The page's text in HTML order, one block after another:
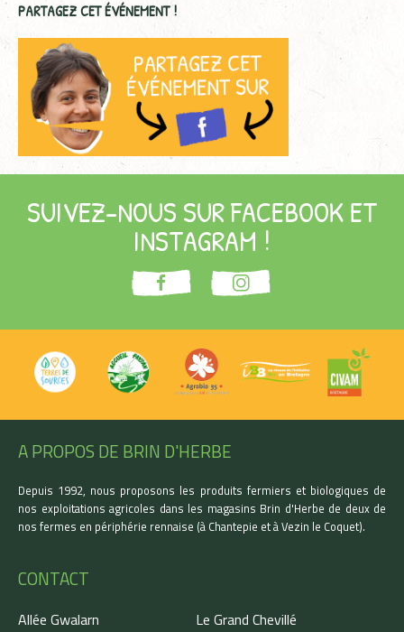
PARTAGEZ CET ÉVÉNEMENT !
SUIVEZ-NOUS SUR FACEBOOK ET
INSTAGRAM !
A PROPOS DE BRIN D'HERBE
Depuis 1992, nous proposons les produits fermiers et biologiques de
nos exploitations agricoles dans les magasins Brin d'Herbe de deux de
nos fermes en périphérie rennaise (à Chantepie et à Vezin le Coquet).
CONTACT
Allée Gwalarn
Le Grand Chevillé